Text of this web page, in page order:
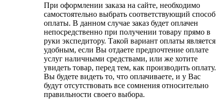
При оформлении заказа на сайте, необходимо
самостоятельно выбрать соответствующий способ
оплаты. В данном случае заказ будет оплачен
непосредственно при получении товару прямо в
руки экспедитору. Такой вариант оплаты является
удобным, если Вы отдаете предпочтение оплате
услуг наличными средствами, или же хотите
увидеть товар, перед тем, как производить оплату.
Вы будете видеть то, что оплачиваете, и у Вас
будут отсутствовать все сомнения относительно
правильности своего выбора.